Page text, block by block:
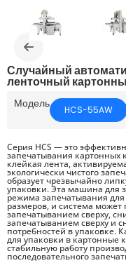
Случайный
ленточный
Модель HCS-55AW
Серия HCS — это
запечатывания картонных
клейкая лента,
экологически чистого
образует чрезвычайно
упаковки. Эта машина для
режима запечатывания
размеров, и система
запечатыванием сверху,
запечатыванием сверху и
потребностей в упаковке.
для упаковки в картонные
стабильную работу
последовательного